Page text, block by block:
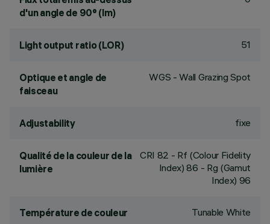
d'un angle de 90° (lm)
Light output ratio (LOR) 51
Optique et angle de
faisceau
WGS - Wall Grazing Spot
Adjustability fixe
Qualité de la couleur de la
lumière
CRI 82 - Rf (Colour Fidelity
Index) 86 - Rg (Gamut
Index) 96
Température de couleur Tunable White